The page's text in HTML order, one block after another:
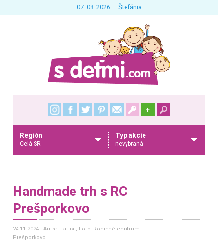
07. 08. 2026 Štefánia
+
Región
Celá SR
Typ akcie
nevybraná
Handmade trh s RC
Prešporkovo
24.11.2024 Autor: Laura , Foto: Rodinné centrum
Prešporkovo